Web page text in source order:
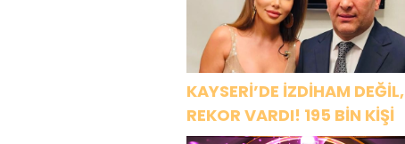
KAYSERİ’DE İZDİHAM DEĞİL,
REKOR VARDI! 195 BİN KİŞİ